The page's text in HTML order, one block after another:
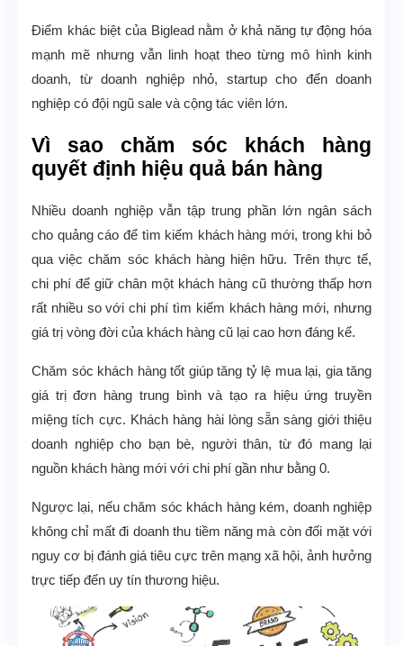
Điểm khác biệt của Biglead nằm ở khả năng tự động hóa
mạnh mẽ nhưng vẫn linh hoạt theo từng mô hình kinh
doanh, từ doanh nghiệp nhỏ, startup cho đến doanh
nghiệp có đội ngũ sale và cộng tác viên lớn.
Vì sao chăm sóc khách hàng
quyết định hiệu quả bán hàng
Nhiều doanh nghiệp vẫn tập trung phần lớn ngân sách
cho quảng cáo để tìm kiếm khách hàng mới, trong khi bỏ
qua việc chăm sóc khách hàng hiện hữu. Trên thực tế,
chi phí để giữ chân một khách hàng cũ thường thấp hơn
rất nhiều so với chi phí tìm kiếm khách hàng mới, nhưng
giá trị vòng đời của khách hàng cũ lại cao hơn đáng kể.
Chăm sóc khách hàng tốt giúp tăng tỷ lệ mua lại, gia tăng
giá trị đơn hàng trung bình và tạo ra hiệu ứng truyền
miệng tích cực. Khách hàng hài lòng sẵn sàng giới thiệu
doanh nghiệp cho bạn bè, người thân, từ đó mang lại
nguồn khách hàng mới với chi phí gần như bằng 0.
Ngược lại, nếu chăm sóc khách hàng kém, doanh nghiệp
không chỉ mất đi doanh thu tiềm năng mà còn đối mặt với
nguy cơ bị đánh giá tiêu cực trên mạng xã hội, ảnh hưởng
trực tiếp đến uy tín thương hiệu.